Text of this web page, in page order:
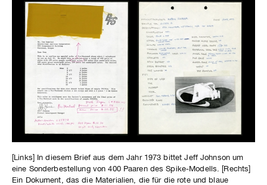
[Links] In diesem Brief aus dem Jahr 1973 bittet Jeff Johnson um
eine Sonderbestellung von 400 Paaren des Spike-Modells. [Rechts]
Ein Dokument, das die Materialien, die für die rote und blaue